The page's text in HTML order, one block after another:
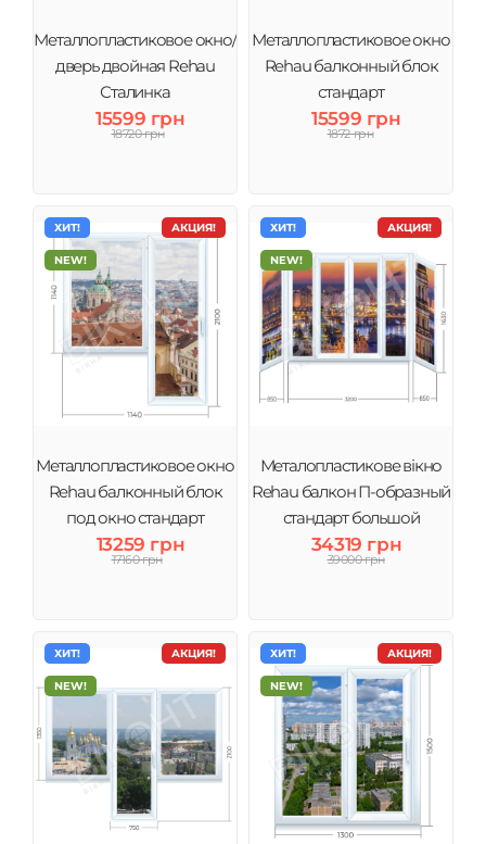
Металлопластиковое окно/
дверь двойная Rehau
Сталинка
15599 грн
18720 грн
Металлопластиковое окно
Rehau балконный блок
стандарт
15599 грн
1872 грн
АКЦИЯ!
ХИТ!
NEW!
Металлопластиковое окно
Rehau балконный блок
под окно стандарт
13259 грн
17160 грн
АКЦИЯ!
ХИТ!
NEW!
Металопластикове вікно
Rehau балкон П-образный
стандарт большой
34319 грн
39000 грн
АКЦИЯ!
ХИТ!
NEW!
АКЦИЯ!
ХИТ!
NEW!